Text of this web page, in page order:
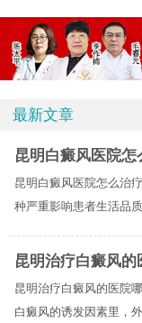
最新文章
昆明白癜风医院
昆明白癜风医院怎么治
种严重影响患者生活品
昆明治疗白癜风
昆明治疗白癜风的医院
白癜风的诱发因素里，